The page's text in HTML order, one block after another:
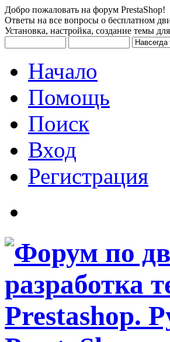
Добро пожаловать на форум PrestaShop!
Ответы на все вопросы о бесплатном
Установка, настройка, создание темы
Начало
Помощь
Поиск
Вход
Регистрация